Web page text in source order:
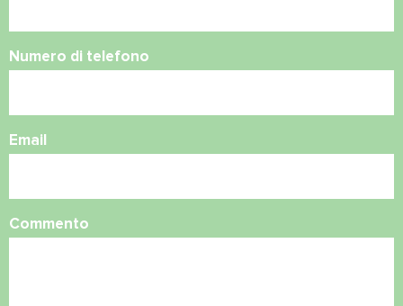
Numero di telefono
Email
Commento